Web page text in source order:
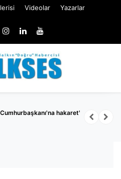
Videolar Yazarlar
hakaret'